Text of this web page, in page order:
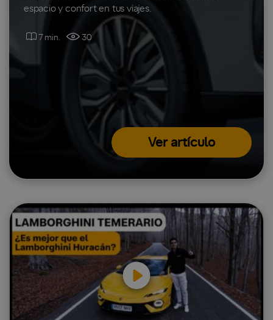
espacio y confort en tus viajes.
7 min. 30
Ver artículo